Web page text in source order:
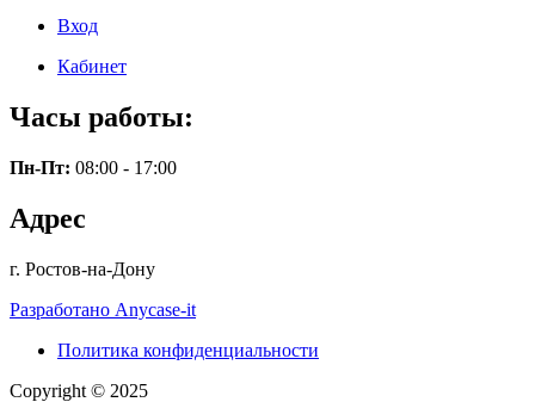
Вход
Кабинет
Часы работы:
Пн-Пт: 08:00 - 17:00
Адрес
г. Ростов-на-Дону
Разработано Anycase-it
Политика конфиденциальности
Copyright © 2025